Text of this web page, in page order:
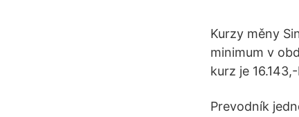
Kurzy měny
minimum v
kurz je
Prevodník